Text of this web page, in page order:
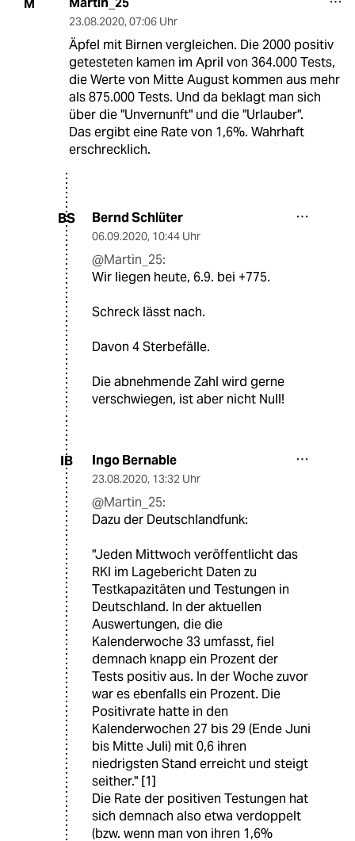
M
23.08.2020, 07:06 Uhr
Äpfel mit Birnen vergleichen. Die 2000 positiv
getesteten kamen im April von 364.000 Tests,
die Werte von Mitte August kommen aus mehr
als 875.000 Tests. Und da beklagt man sich
über die "Unvernunft" und die "Urlauber".
Das ergibt eine Rate von 1,6%. Wahrhaft
erschrecklich.
BS Bernd Schlüter
06.09.2020, 10:44 Uhr
@Martin_25:
Wir liegen heute, 6.9. bei +775.
Schreck lässt nach.
Davon 4 Sterbefälle.
Die abnehmende Zahl wird gerne
verschwiegen, ist aber nicht Null!
IB Ingo Bernable
23.08.2020, 13:32 Uhr
@Martin_25:
Dazu der Deutschlandfunk:
"Jeden Mittwoch veröffentlicht das
RKI im Lagebericht Daten zu
Testkapazitäten und Testungen in
Deutschland. In der aktuellen
Auswertungen, die die
Kalenderwoche 33 umfasst, fiel
demnach knapp ein Prozent der
Tests positiv aus. In der Woche zuvor
war es ebenfalls ein Prozent. Die
Positivrate hatte in den
Kalenderwochen 27 bis 29 (Ende Juni
bis Mitte Juli) mit 0,6 ihren
niedrigsten Stand erreicht und steigt
seither." [1]
Die Rate der positiven Testungen hat
sich demnach also etwa verdoppelt
(bzw. wenn man von ihren 1,6%